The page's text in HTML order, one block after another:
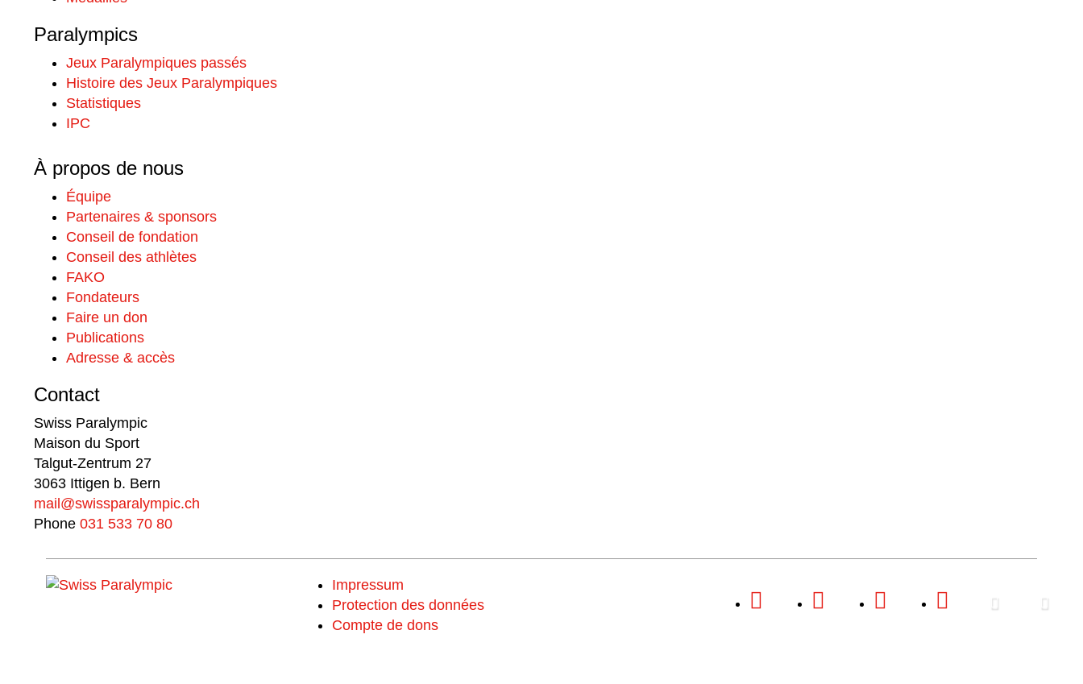
Paralympics
Jeux Paralympiques passés
Histoire des Jeux Paralympiques
Statistiques
IPC
À propos de nous
Équipe
Partenaires & sponsors
Conseil de fondation
Conseil des athlètes
FAKO
Fondateurs
Faire un don
Publications
Adresse & accès
Contact
Swiss Paralympic
Maison du Sport
Talgut-Zentrum 27
3063 Ittigen b. Bern
mail@swissparalympic.ch
Phone 031 533 70 80
Impressum
Protection des données
Compte de dons